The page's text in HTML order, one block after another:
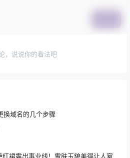
，说说你的看法吧
域名的几个步骤
红裙露出事业线！雪肤玉貌美得让人窒